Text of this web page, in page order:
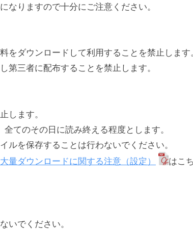
電子ジャーナル
図書館内のみ利用可能なデータベース
電子資料利用上の注意
リポジトリ
東京理科大学学術リポジトリ
リポジトリへの登録について
なりますので十分にご注意ください。
をダウンロードして利用することを禁止します
第三者に配布することを禁止します。
します。
てのその日に読み終える程度とします。
を保存することは行わないでください。
量ダウンロードに関する注意（設定）
はこち
いでください。